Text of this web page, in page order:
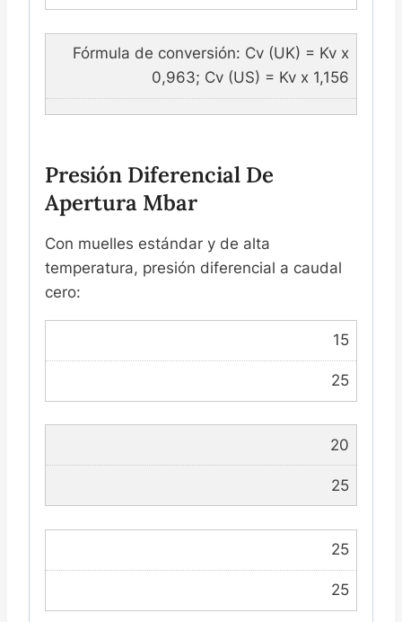
Fórmula de conversión: Cv (UK) = Kv x
0,963; Cv (US) = Kv x 1,156
Presión Diferencial De
Apertura Mbar
Con muelles estándar y de alta
temperatura, presión diferencial a caudal
cero:
15
25
20
25
25
25